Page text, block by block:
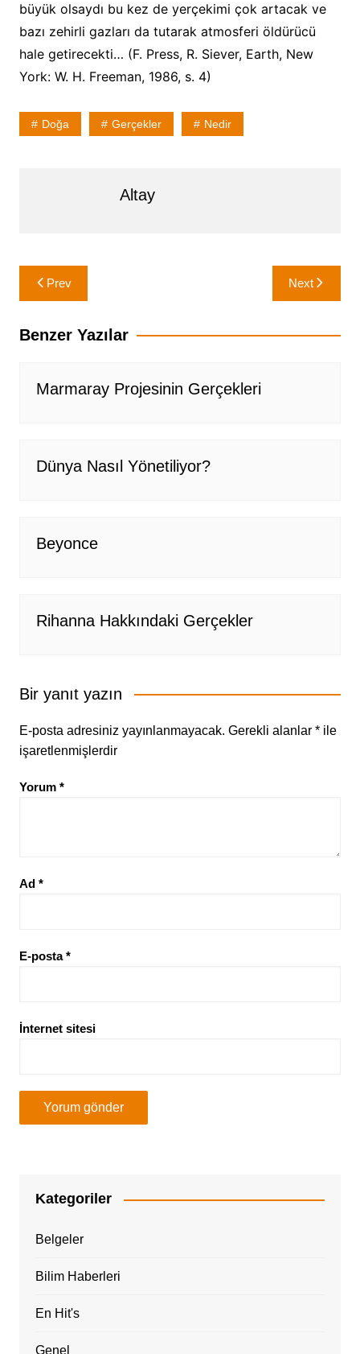
büyük olsaydı bu kez de yerçekimi çok artacak ve
bazı zehirli gazları da tutarak atmosferi öldürücü
hale getirecekti… (F. Press, R. Siever, Earth, New
York: W. H. Freeman, 1986, s. 4)
Doğa Gerçekler Nedir
Altay
Yazı
gezinmesi
Prev Next
Benzer Yazılar
Marmaray Projesinin Gerçekleri
Dünya Nasıl Yönetiliyor?
Beyonce
Rihanna Hakkındaki Gerçekler
Bir yanıt yazın
E-posta adresiniz yayınlanmayacak. Gerekli alanlar *ile
işaretlenmişlerdir
Yorum *
Ad *
E-posta*
İnternet sitesi
Kategoriler
Belgeler
Bilim Haberleri
En Hit's
Genel